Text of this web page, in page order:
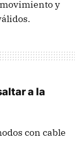
y
a la
con cable